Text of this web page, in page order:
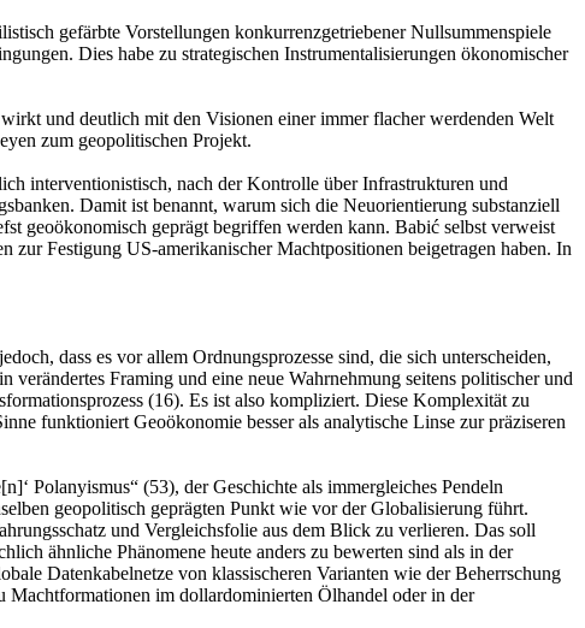
gefärbte Vorstellungen konkurrenzgetriebener Nullsummenspiele
Dies habe zu strategischen Instrumentalisierungen ökonomischer
und deutlich mit den Visionen einer immer flacher werdenden Welt
zum geopolitischen Projekt.
interventionistisch, nach der Kontrolle über Infrastrukturen und
Damit ist benannt, warum sich die Neuorientierung substanziell
geoökonomisch geprägt begriffen werden kann. Babić selbst verweist
Festigung US-amerikanischer Machtpositionen beigetragen haben. In
dass es vor allem Ordnungsprozesse sind, die sich unterscheiden,
Framing und eine neue Wahrnehmung seitens politischer und
(16). Es ist also kompliziert. Diese Komplexität zu
funktioniert Geoökonomie besser als analytische Linse zur präziseren
Polanyismus“ (53), der Geschichte als immergleiches Pendeln
geopolitisch geprägten Punkt wie vor der Globalisierung führt.
und Vergleichsfolie aus dem Blick zu verlieren. Das soll
ähnliche Phänomene heute anders zu bewerten sind als in der
Datenkabelnetze von klassischeren Varianten wie der Beherrschung
Machtformationen im dollardominierten Ölhandel oder in der